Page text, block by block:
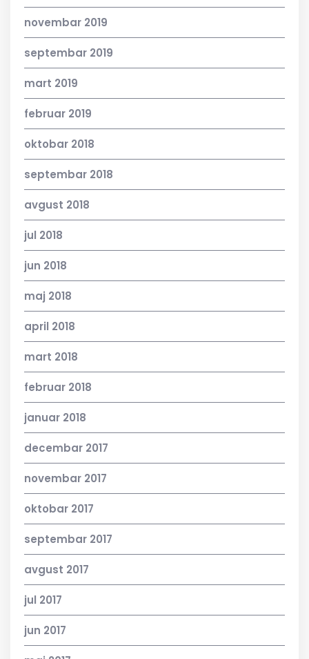
novembar 2019
septembar 2019
mart 2019
februar 2019
oktobar 2018
septembar 2018
avgust 2018
jul 2018
jun 2018
maj 2018
april 2018
mart 2018
februar 2018
januar 2018
decembar 2017
novembar 2017
oktobar 2017
septembar 2017
avgust 2017
jul 2017
jun 2017